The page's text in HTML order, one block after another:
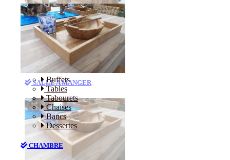
Buffets
Tables
Tabourets
Chaises
Bancs
Dessertes
CHAMBRE
Etagères
Modulos
SALLE A MANGER